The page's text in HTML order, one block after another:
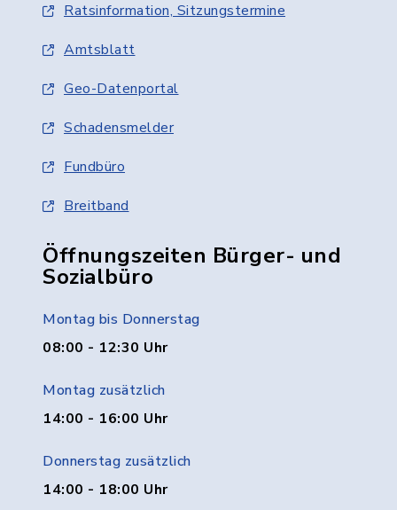
Ratsinformation, Sitzungstermine
Amtsblatt
Geo-Datenportal
Schadensmelder
Fundbüro
Breitband
Öffnungszeiten Bürger- und
Sozialbüro
Montag bis Donnerstag
08:00 - 12:30 Uhr
Montag zusätzlich
14:00 - 16:00 Uhr
Donnerstag zusätzlich
14:00 - 18:00 Uhr